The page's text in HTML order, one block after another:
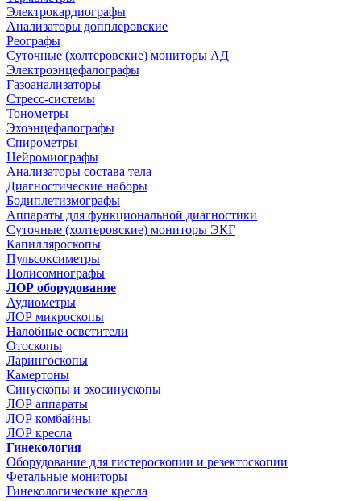
Электрокардиографы
Анализаторы допплеровские
Реографы
Суточные (холтеровские) мониторы АД
Электроэнцефалографы
Газоанализаторы
Стресс-системы
Тонометры
Эхоэнцефалографы
Спирометры
Нейромиографы
Анализаторы состава тела
Диагностические наборы
Бодиплетизмографы
Аппараты для функциональной диагностики
Суточные (холтеровские) мониторы ЭКГ
Капилляроскопы
Пульсоксиметры
Полисомнографы
ЛОР оборудование
Аудиометры
ЛОР микроскопы
Налобные осветители
Отоскопы
Ларингоскопы
Камертоны
Синускопы и эхосинускопы
ЛОР аппараты
ЛОР комбайны
ЛОР кресла
Гинекология
Оборудование для гистероскопии и резектоскопии
Фетальные мониторы
Гинекологические кресла